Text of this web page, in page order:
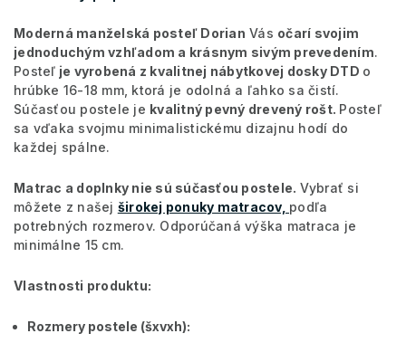
Moderná manželská posteľ Dorian Vás očarí svojim
jednoduchým vzhľadom a krásnym sivým prevedením.
Posteľ je vyrobená z kvalitnej nábytkovej dosky DTD o
hrúbke 16-18 mm, ktorá je odolná a ľahko sa čistí.
Súčasťou postele je kvalitný pevný drevený rošt. Posteľ
sa vďaka svojmu minimalistickému dizajnu hodí do
každej spálne.
Matrac a doplnky nie sú súčasťou postele. Vybrať si
môžete z našej širokej ponuky matracov, podľa
potrebných rozmerov. Odporúčaná výška matraca je
minimálne 15 cm.
Vlastnosti produktu:
Rozmery postele (šxvxh):